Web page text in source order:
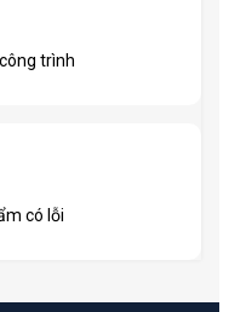
trình
có lỗi